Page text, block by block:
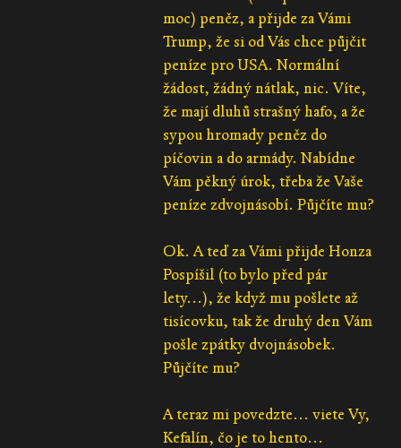
moc) peněz, a přijde za Vámi
Trump, že si od Vás chce půjčit
peníze pro USA. Normální
žádost, žádný nátlak, nic. Víte,
že mají dluhů strašný hafo, a že
sypou hromady peněz do
píčovin a do armády. Nabídne
Vám pěkný úrok, třeba že Vaše
peníze zdvojnásobí. Půjčíte mu?
Ok. A teď za Vámi přijde Honza
Pospíšil (to bylo před pár
lety...), že když mu pošlete až
tisícovku, tak že druhý den Vám
pošle zpátky dvojnásobek.
Půjčíte mu?
A teraz mi povedzte... viete Vy,
Kefalín, čo je to hento...